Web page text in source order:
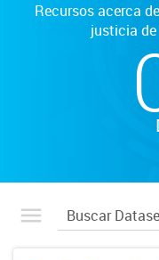
Recursos acerca
justicia